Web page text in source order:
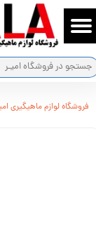
حساب کاربری من
تغییر گذر واژه
فروشگاه لوازم ماهیگیری